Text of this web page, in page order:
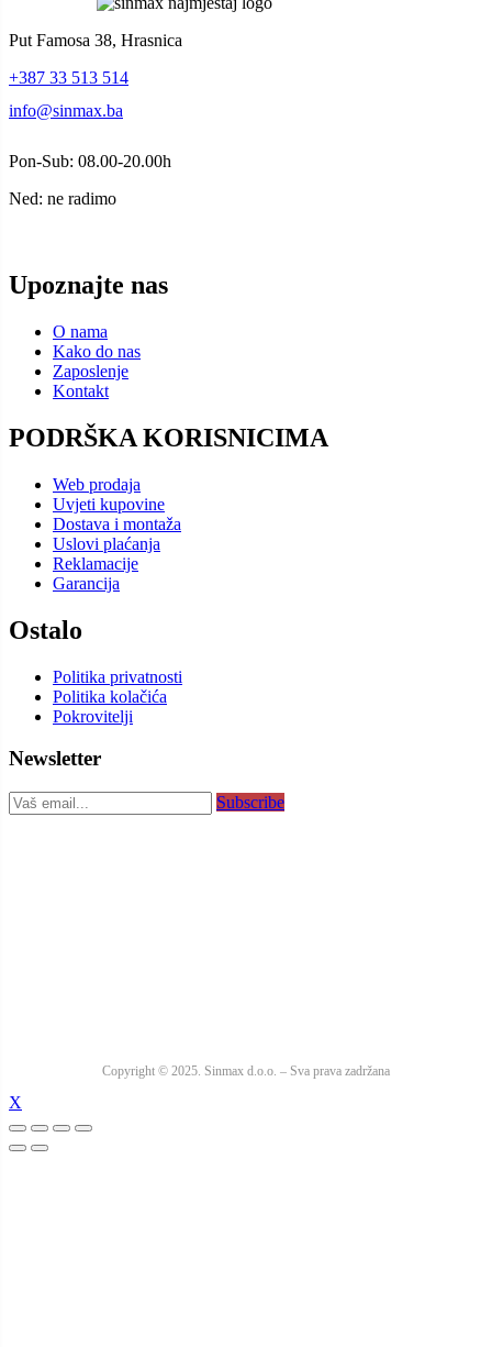
Put Famosa 38, Hrasnica
+387 33 513 514
info@sinmax.ba
Pon-Sub: 08.00-20.00h
Ned: ne radimo
Upoznajte nas
O nama
Kako do nas
Zaposlenje
Kontakt
PODRŠKA KORISNICIMA
Web prodaja
Uvjeti kupovine
Dostava i montaža
Uslovi plaćanja
Reklamacije
Garancija
Ostalo
Politika privatnosti
Politika kolačića
Pokrovitelji
Newsletter
Subscribe
Copyright © 2025. Sinmax d.o.o. – Sva prava zadržana
X